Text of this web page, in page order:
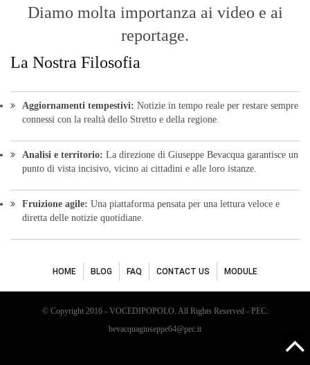
Diamo molta importanza ai video e ai
reportage.
La Nostra Filosofia
Aggiornamenti tempestivi: Notizie in tempo reale per restare sempre
connessi con la realtà dello Stretto e della regione.
Analisi e territorio: La direzione di Giuseppe Bevacqua garantisce un
punto di vista incisivo, vicino ai cittadini e alle loro istanze.
Fruizione agile: Una piattaforma pensata per una lettura veloce e
diretta delle notizie quotidiane.
HOME BLOG FAQ CONTACT US MODULE
© Copyright 2016 - VOCEDIPOPOLO. All Rights Reserved - PEC:
bevacquagiuseppe64@pec.it